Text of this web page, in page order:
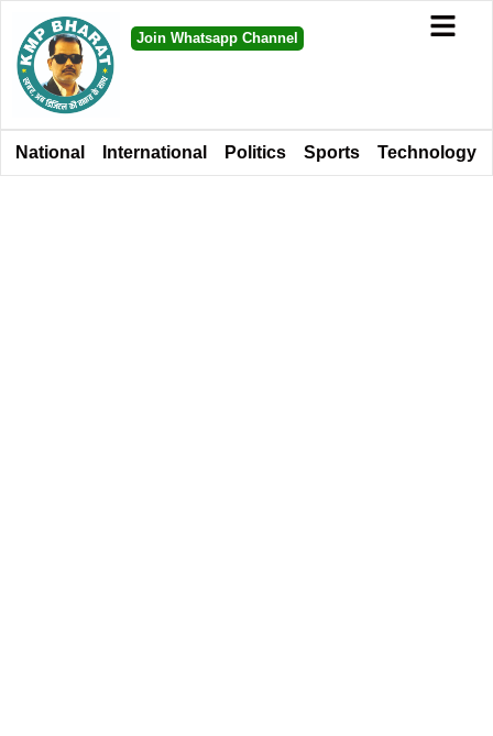
Join Whatsapp Channel
National International Politics Sports Technology